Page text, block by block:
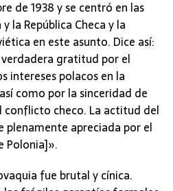
de 1938 y se centró en las
la República Checa y la
en este asunto. Dice así:
verdadera gratitud por el
intereses polacos en la
como por la sinceridad de
conflicto checo. La actitud del
plenamente apreciada por el
Polonia]».
fue brutal y cínica.